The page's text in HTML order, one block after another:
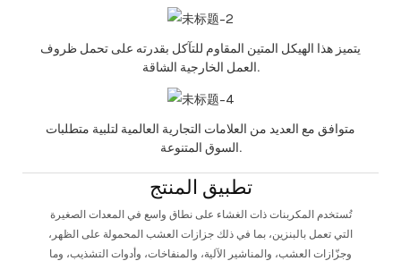
يتميز هذا الهيكل المتين المقاوم للتآكل بقدرته على تحمل ظروف
العمل الخارجية الشاقة.
متوافق مع العديد من العلامات التجارية العالمية لتلبية متطلبات
السوق المتنوعة.
تطبيق المنتج
تُستخدم المكربنات ذات الغشاء على نطاق واسع في المعدات الصغيرة
التي تعمل بالبنزين، بما في ذلك جزازات العشب المحمولة على الظهر،
وجزّازات العشب، والمناشير الآلية، والمنفاخات، وأدوات التشذيب، وما